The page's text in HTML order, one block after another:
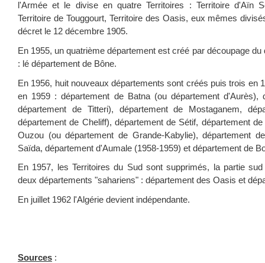
l'Armée et le divise en quatre Territoires : Territoire d'Aïn
Territoire de Touggourt, Territoire des Oasis, eux mêmes
décret le 12 décembre 1905.
En 1955, un quatrième département est créé par découpage
: lé département de Bône.
En 1956, huit nouveaux départements sont créés puis trois en
en 1959 : département de Batna (ou département d'Aurès),
département de Titteri), département de Mostaganem,
département de Cheliff), département de Sétif, département
Ouzou (ou département de Grande-Kabylie), département
Saïda, département d'Aumale (1958-1959) et département de
En 1957, les Territoires du Sud sont supprimés, la partie
deux départements "sahariens" : département des Oasis et
En juillet 1962 l'Algérie devient indépendante.
Sources :